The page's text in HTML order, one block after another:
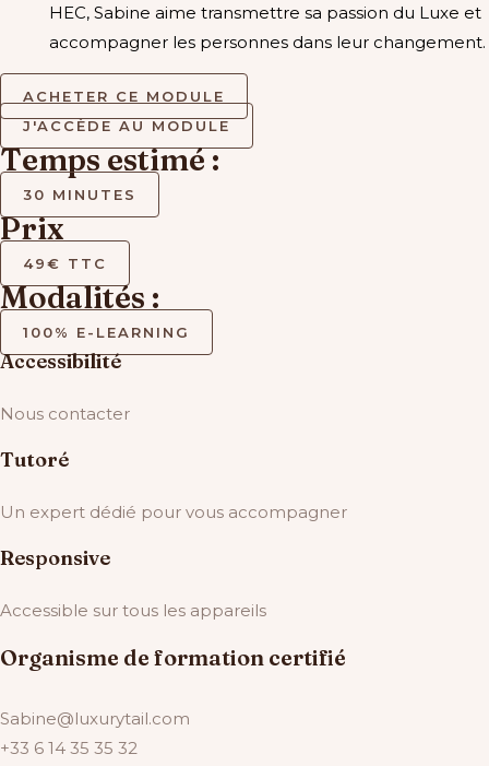
HEC, Sabine aime transmettre sa passion du Luxe et
accompagner les personnes dans leur changement.
ACHETER CE MODULE
J'ACCÈDE AU MODULE
Temps estimé :
30 MINUTES
Prix
49€ TTC
Modalités :
100% E-LEARNING
Accessibilité
Nous contacter
Tutoré
Un expert dédié pour vous accompagner
Responsive
Accessible sur tous les appareils
Organisme de formation certifié
Sabine@luxurytail.com
+33 6 14 35 35 32